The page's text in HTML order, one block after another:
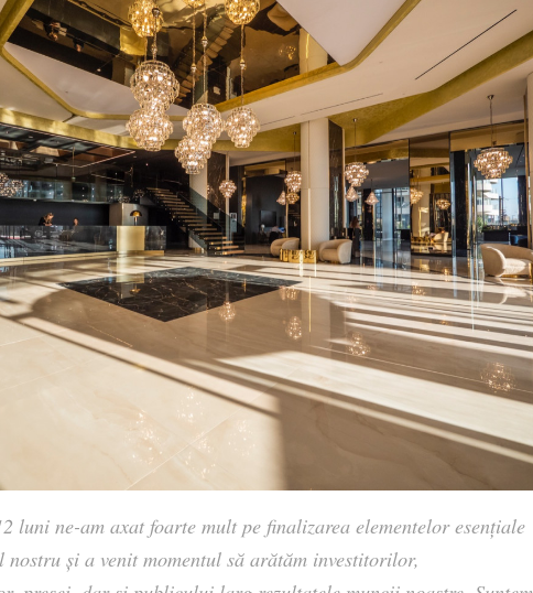
luni ne-am axat foarte mult pe finalizarea elementelor esențiale
nostru și a venit momentul să arătăm investitorilor,